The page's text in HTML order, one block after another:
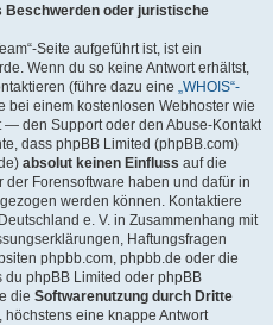
Beschwerden oder juristische
Seite aufgeführt ist, ist ein
Wenn du so keine Antwort erhältst,
(führe dazu eine „WHOIS“-
einem kostenlosen Webhoster wie
— den Support oder den Abuse-Kontakt
dass phpBB Limited (phpBB.com)
absolut keinen Einfluss auf die
Forensoftware haben und dafür in
werden können. Kontaktiere
e. V. in Zusammenhang mit
Haftungsfragen
phpbb.com, phpbb.de oder die
phpBB Limited oder phpBB
die Softwarenutzung durch Dritte
eine knappe Antwort